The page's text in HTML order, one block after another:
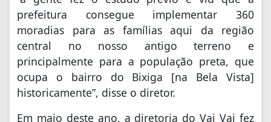
prefeitura consegue implementar 360
moradias para as famílias aqui da região
central no nosso antigo terreno e
principalmente para a população preta, que
ocupa o bairro do Bixiga [na Bela Vista]
historicamente”, disse o diretor.
Em maio deste ano, a diretoria do Vai Vai fez